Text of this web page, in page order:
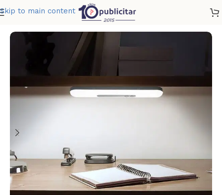
Skip to main content
LAMPARA SENSE